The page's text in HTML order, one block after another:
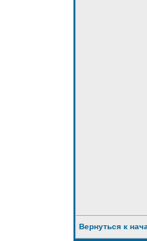
Вернуться к